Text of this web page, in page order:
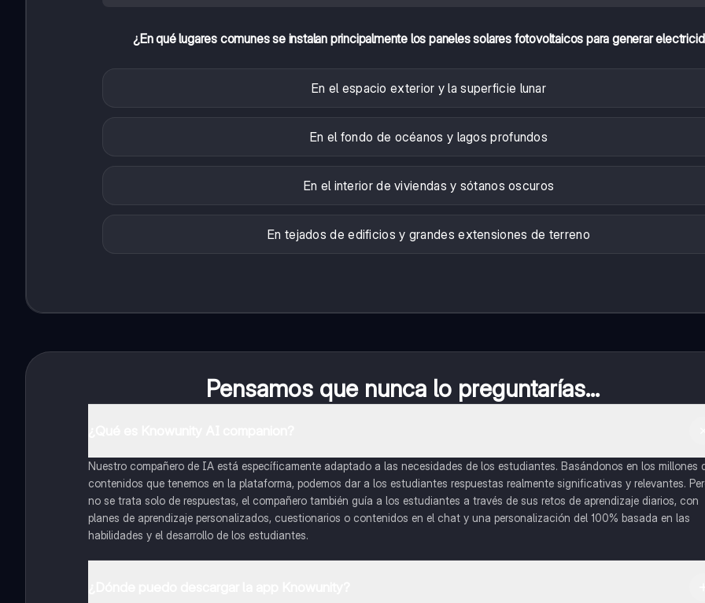
¿En qué lugares comunes se instalan principalmente los paneles solares fotovoltaicos para generar
En el espacio exterior y la superficie lunar
En el fondo de océanos y lagos profundos
En el interior de viviendas y sótanos oscuros
En tejados de edificios y grandes extensiones de terreno
Pensamos que nunca lo preguntarías...
Nuestro compañero de IA está específicamente adaptado a las necesidades de los estudiantes. Basándonos en los millones
contenidos que tenemos en la plataforma, podemos dar a los estudiantes respuestas realmente significativas y relevantes.
no se trata solo de respuestas, el compañero también guía a los estudiantes a través de sus retos de aprendizaje diarios, con
planes de aprendizaje personalizados, cuestionarios o contenidos en el chat y una personalización del 100% basada en las
habilidades y el desarrollo de los estudiantes.